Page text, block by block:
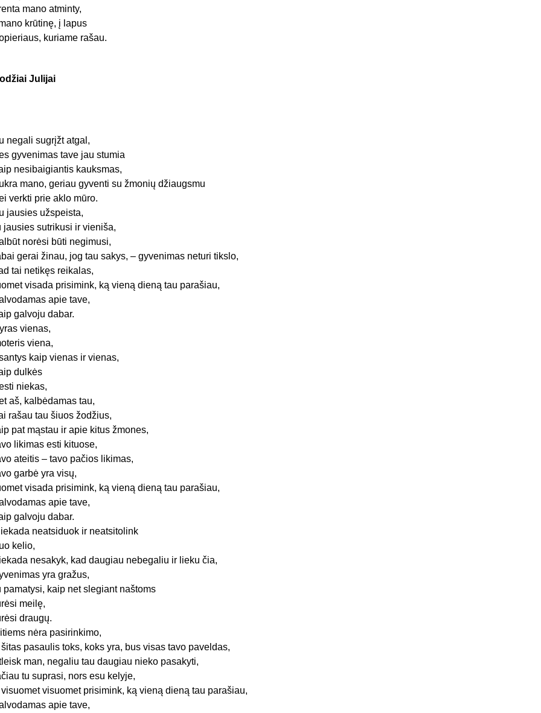
mano atminty,
krūtinę, į lapus
kuriame rašau.
Julijai
negali sugrįžt atgal,
gyvenimas tave jau stumia
nesibaigiantis kauksmas,
mano, geriau gyventi su žmonių džiaugsmu
verkti prie aklo mūro.
jausies užspeista,
jausies sutrikusi ir vieniša,
norėsi būti negimusi,
gerai žinau, jog tau sakys, – gyvenimas neturi tikslo,
tai netikęs reikalas,
visada prisimink, ką vieną dieną tau parašiau,
apie tave,
galvoju dabar.
vienas,
viena,
kaip vienas ir vienas,
dulkės
niekas,
aš, kalbėdamas tau,
rašau tau šiuos žodžius,
pat mąstau ir apie kitus žmones,
likimas esti kituose,
ateitis – tavo pačios likimas,
garbė yra visų,
visada prisimink, ką vieną dieną tau parašiau,
apie tave,
galvoju dabar.
neatsiduok ir neatsitolink
kelio,
nesakyk, kad daugiau nebegaliu ir lieku čia,
yra gražus,
pamatysi, kaip net slegiant naštoms
meilę,
draugų.
nėra pasirinkimo,
šitas pasaulis toks, koks yra, bus visas tavo paveldas,
man, negaliu tau daugiau nieko pasakyti,
tu suprasi, nors esu kelyje,
visuomet visuomet prisimink, ką vieną dieną tau parašiau,
apie tave,